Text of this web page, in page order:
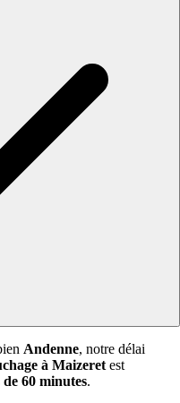
Andenne, notre délai
à Maizeret est
de 60 minutes.